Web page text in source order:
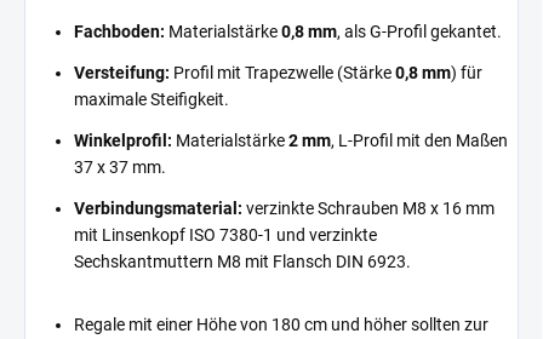
Fachboden: Materialstärke0,8 mm, als G-Profil gekantet.
Versteifung: Profil mit Trapezwelle (Stärke0,8 mm) für
maximale Steifigkeit.
Winkelprofil: Materialstärke2 mm, L-Profil mit den Maßen
37 x 37 mm.
Verbindungsmaterial: verzinkte Schrauben M8 x 16 mm
mit Linsenkopf ISO 7380-1 und verzinkte
Sechskantmuttern M8 mit Flansch DIN 6923.
Regale mit einer Höhe von 180 cm und höher sollten zur